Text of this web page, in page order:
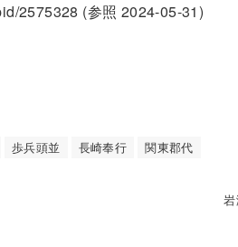
2575328 (参照 2024-05-31)
歩兵頭並 長崎奉行 関東郡代